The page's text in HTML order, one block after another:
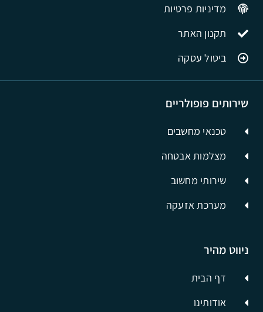
ניווט מהיר
דף הבית
אודותינו
שירותים פופולריים
טכנאי מחשבים
מצלמות אבטחה
שירותי מחשוב
מערכת אזעקה
מדיניות פרטיות
תקנון האתר
ביטול עסקה